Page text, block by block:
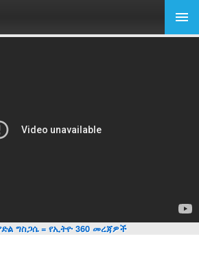
ግስጋሴ = የኢትዮ 360 መረጃዎች